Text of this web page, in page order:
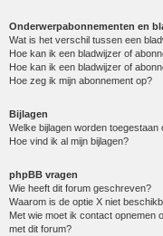
Onderwerpabonnementen en
Wat is het verschil tussen een
Hoe kan ik een bladwijzer of
Hoe kan ik een bladwijzer of
Hoe zeg ik mijn abonnement op?
Bijlagen
Welke bijlagen worden toegestaan
Hoe vind ik al mijn bijlagen?
phpBB vragen
Wie heeft dit forum geschreven?
Waarom is de optie X niet
Met wie moet ik contact opnemen
met dit forum?